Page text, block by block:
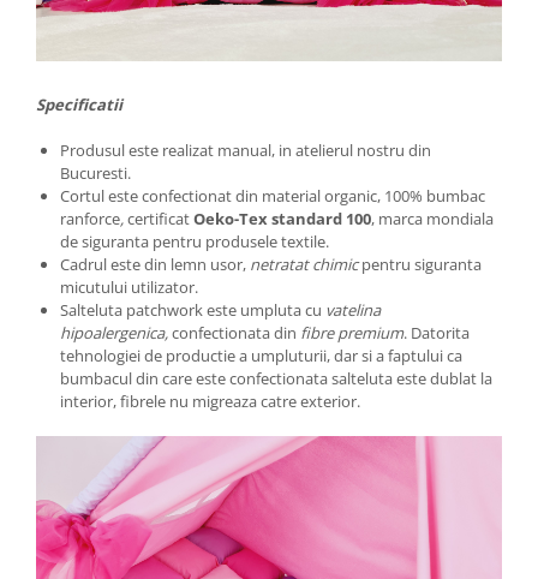
Specificatii
Produsul este realizat manual, in atelierul nostru din
Bucuresti.
Cortul este confectionat din material organic, 100% bumbac
ranforce,certificatOeko-Tex standard 100, marca mondiala
de siguranta pentru produsele textile.
Cadrul este din lemn usor, netratat chimicpentru siguranta
micutului utilizator.
Salteluta patchwork este umpluta cu vatelina
hipoalergenica,confectionata din fibre premium. Datorita
tehnologiei de productie a umpluturii, dar si a faptului ca
bumbacul din care este confectionata salteluta este dublat la
interior, fibrele nu migreaza catre exterior.